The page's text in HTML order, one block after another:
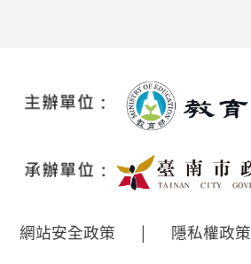
網站安全政策 | 隱私權政策